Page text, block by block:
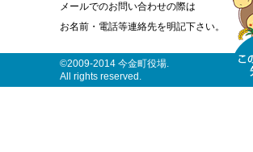
メールでのお問い合わせの際は
お名前・電話等連絡先を明記下さい。
©2009-2014 今金町役場.
All rights reserved.